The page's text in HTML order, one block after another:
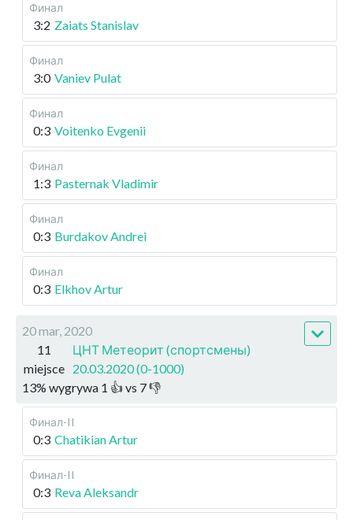
Финал
3:2 Zaiats Stanislav
Финал
3:0 Vaniev Pulat
Финал
0:3 Voitenko Evgenii
Финал
1:3 Pasternak Vladimir
Финал
0:3 Burdakov Andrei
Финал
0:3 Elkhov Artur
20 mar, 2020
11
miejsce
ЦНТ Метеорит (спортсмены)
20.03.2020 (0-1000)
13% wygrywa 1 👍 vs 7👎
Финал-II
0:3 Chatikian Artur
Финал-II
0:3 Reva Aleksandr